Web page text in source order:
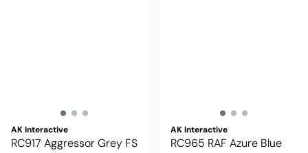
AK Interactive
RC917 Aggressor Grey FS
AK Interactive
RC965 RAF Azure Blue